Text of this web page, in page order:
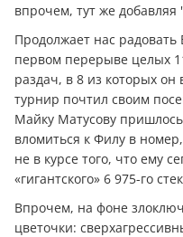
впрочем, тут же
Продолжает нас
первом перерыве целых
раздач, в 8 из которых
турнир почтил своим
Майку Матусову
вломиться к Филу в
не в курсе того, что ему
«гигантского» 6 975-го
Впрочем, на фоне
цветочки: